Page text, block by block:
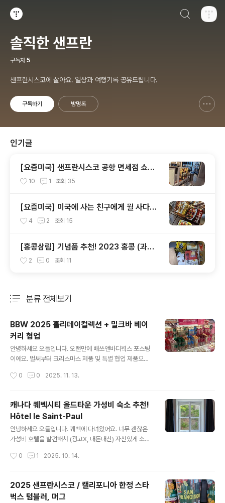
솔직한 샌프란
구독자 5
샌프란시스코에 살아요. 일상과 여행기록 공유드립니다.
구독하기 방명록
인기글
[요즘미국] 샌프란시스코 공항 면세점 쇼핑
추천 vs 비추천
10 1 조회 35
[요즘미국] 미국에 사는 친구에게 뭘 사다주
면 좋을까요?
4 2 조회 15
[홍콩삼림] 기념품 추천! 2023 홍콩 (과자)
쇼핑리스트 ft. 미슐랭 셰프 에그롤 (광고아
2 0 조회 11
분류 전체보기
BBW 2025 홀리데이컬렉션 + 밀크바 베이
커리 협업
안녕하세요 오들입니다. 오랜만에 배쓰앤바디웍스 포스팅
이에요. 벌써부터 크리스마스 제품 및 특별 협업 제품으로
스마스에 기차 데코레이션을 그렇게 좋아하더라고요. 아쉽
닫아서;; 여기서 쇼핑하실 분들은 차를 타고 근교에 있는 지
점으로 가셔야 하는 불편함이 있습니다. 하루빨리 재오픈
했으면 좋겠네요. 향은 예년과 변함없이 winter candy a
pple (베리가 섞인 사과향), twisted peppermint (살짝
달큰한 민트향), vanilla bean noel (달달한 바닐라향) 이
큼지막한 리본이 유행인듯 해요. 개인적으로 패키징만 봤
0 0 2025. 11. 13.
캐나다 퀘벡시티 올드타운 가성비 숙소 추천!
Hôtel le Saint-Paul
안녕하세요 오들입니다. 퀘벡에 다녀왔어요. 너무 괜찮은
가성비 호텔을 발견해서 (광고X, 내돈내산) 자신있게 소개
nt-Paul, Québec, QC G1K 3W3외관은 흔한 퀘백의
조용하지만 주요 관광지와의 접근성이 좋아요. 퀘벡시티에
오시면 꼭 가시는 페어몬트 프롱트낙까지 도보로 11분이에
요. 이 호텔의 경우 1. 가격이 정말 양심적이고 (비수기에 1
0 1 2025. 10. 14.
2025 샌프란시스코 / 캘리포니아 한정 스타
벅스 텀블러, 머그